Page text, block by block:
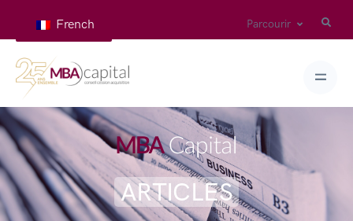
French Parcourir
ARTICLES